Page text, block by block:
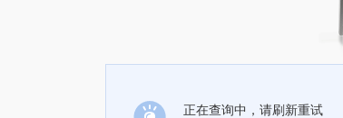
正在查询中，请刷新重试